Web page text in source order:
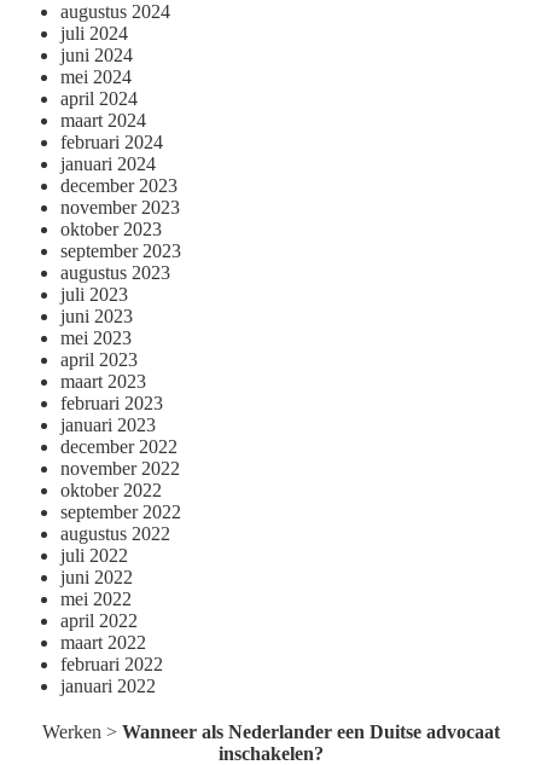
augustus 2024
juli 2024
juni 2024
mei 2024
april 2024
maart 2024
februari 2024
januari 2024
december 2023
november 2023
oktober 2023
september 2023
augustus 2023
juli 2023
juni 2023
mei 2023
april 2023
maart 2023
februari 2023
januari 2023
december 2022
november 2022
oktober 2022
september 2022
augustus 2022
juli 2022
juni 2022
mei 2022
april 2022
maart 2022
februari 2022
januari 2022
Werken > Wanneer als Nederlander een Duitse advocaat
inschakelen?